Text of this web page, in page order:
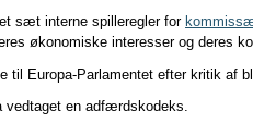
sæt interne spilleregler for
økonomiske interesser og deres
til Europa-Parlamentet efter kritik af
vedtaget en adfærdskodeks.